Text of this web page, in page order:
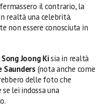
il contrario, la
realtà una celebrità.
non essere conosciuta in
Song Joong Kisia in realtà
Saunders (nota anche come
delle foto che
lei indossa una